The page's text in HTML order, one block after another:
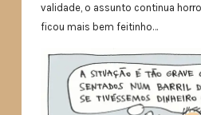
validade, o assunto continua
ficou mais bem feitinho…